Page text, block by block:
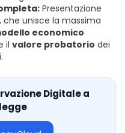
Presentazione
che unisce la massima
economico
il valore probatorio dei
Digitale a